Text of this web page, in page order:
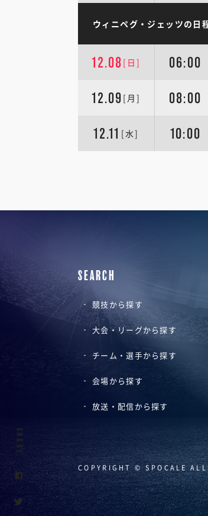
ウィニペグ・ジェッツの日
12.08 [日] 06:00
12.09 [月] 08:00
12.11 [水] 10:00
SEARCH
競技から探す
大会・リーグから探す
チーム・選手から探す
会場から探す
放送・配信から探す
COPYRIGHT © SPOCALE
SHARE